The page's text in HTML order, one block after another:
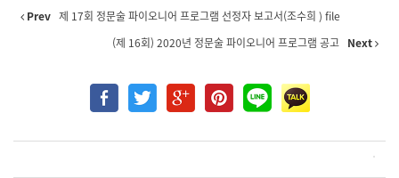
Prev 제 17회 정문술 파이오니어 프로그램 선정자 보고서(조수희 ) file
(제 16회) 2020년 정문술 파이오니어 프로그램 공고 Next